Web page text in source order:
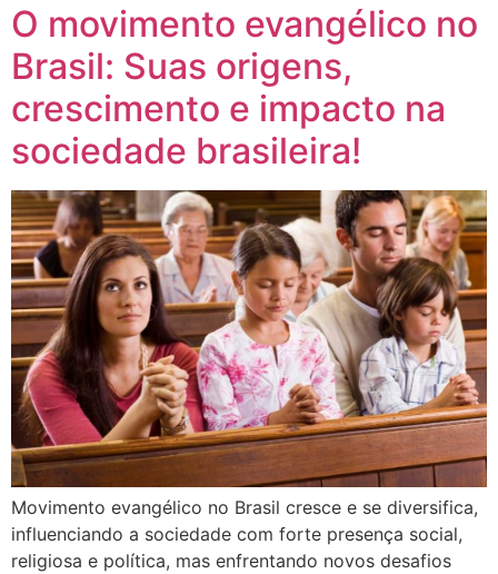
O movimento evangélico no
Brasil: Suas origens,
crescimento e impacto na
sociedade brasileira!
Movimento evangélico no Brasil cresce e se diversifica,
influenciando a sociedade com forte presença social,
religiosa e política, mas enfrentando novos desafios